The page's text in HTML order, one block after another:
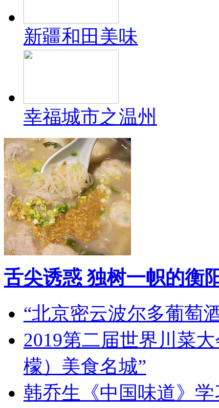
新疆和田美味
幸福城市之温州
舌尖诱惑 独树一帜的衡
“北京密云波尔多葡萄
2019第二届世界川菜
檬）美食名城”
韩乔生《中国味道》